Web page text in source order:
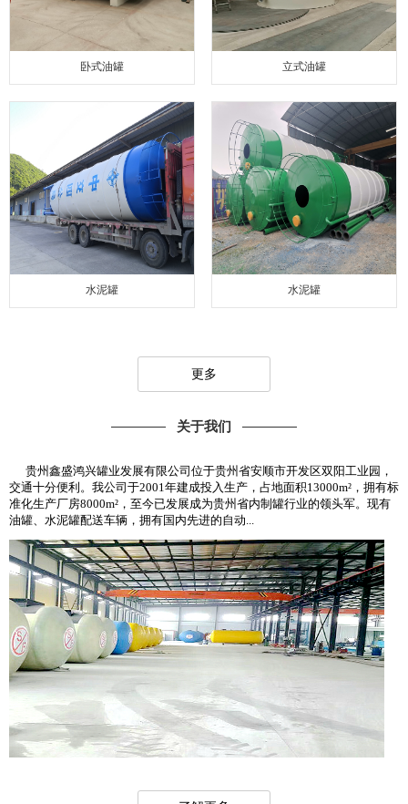
卧式油罐 立式油罐
水泥罐 水泥罐
更多
关于我们
贵州鑫盛鸿兴罐业发展有限公司位于贵州省安顺市开发区双阳工业园，
交通十分便利。我公司于2001年建成投入生产，占地面积13000m²，拥有标
准化生产厂房8000m²，至今已发展成为贵州省内制罐行业的领头军。现有
油罐、水泥罐配送车辆，拥有国内先进的自动...